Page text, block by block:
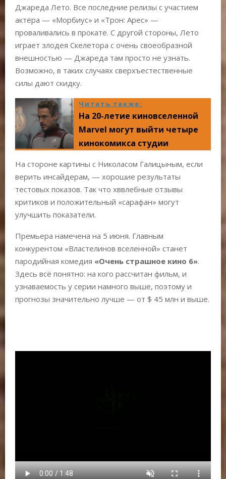
Джареда Лето. Все последние релизы с участием
актёра — «Морбиус» и «Трон: Арес» —
проваливались в прокате. С другой стороны, Лето
играет злодея Скелетора с очень своеобразной
внешностью — Джареда там просто не узнать.
Возможно, в таких случаях сверхъестественные
силы дают скидку.
Читать также:
На 20-летие киновселенной
Marvel могут выйти четыре
кинокомикса студии
На стороне картины с Николасом Галицыным, если
верить инсайдерам, — хорошие результаты
тестовых показов. Так что хввлебные отзывы
критиков и положительный «сарафан» могут
улучшить показатели.
Премьера намечена на 5 июня. Главным
конкурентом «Властелинов вселенной» станет
пародийная комедия «Очень страшное кино 6».
Здесь всё понятно: на кого рассчитан фильм, и
узнаваемость у серии намного выше, поэтому и
прогнозы значительно лучше — от $ 45 млн и выше.